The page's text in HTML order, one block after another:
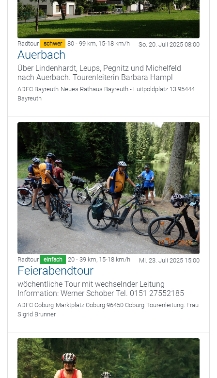
Radtour schwer 80 - 99 km, 15-18 km/h So. 20. Juli 2025 08:00
Auerbach
Über Lindenhardt, Leups, Pegnitz und Michelfeld
nach Auerbach. Tourenleiterin Barbara Hampl
ADFC Bayreuth Neues Rathaus Bayreuth - Luitpoldplatz 13 95444
Bayreuth
Radtour einfach 20 - 39 km, 15-18 km/h Mi. 23. Juli 2025 15:00
Feierabendtour
wöchentliche Tour mit wechselnder Leitung
Information: Werner Schober Tel. 0151 27552185
ADFC Coburg Marktplatz Coburg 96450 Coburg Tourenleitung: Frau
Sigrid Brunner